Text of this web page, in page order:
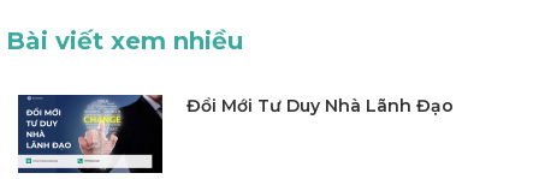
Bài viết xem nhiều
Đổi Mới Tư Duy Nhà Lãnh Đạo